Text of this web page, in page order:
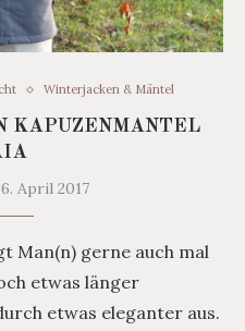
Winterjacken & Mäntel
KAPUZENMANTEL
6. April 2017
Man(n) gerne auch mal
etwas länger
etwas eleganter aus.